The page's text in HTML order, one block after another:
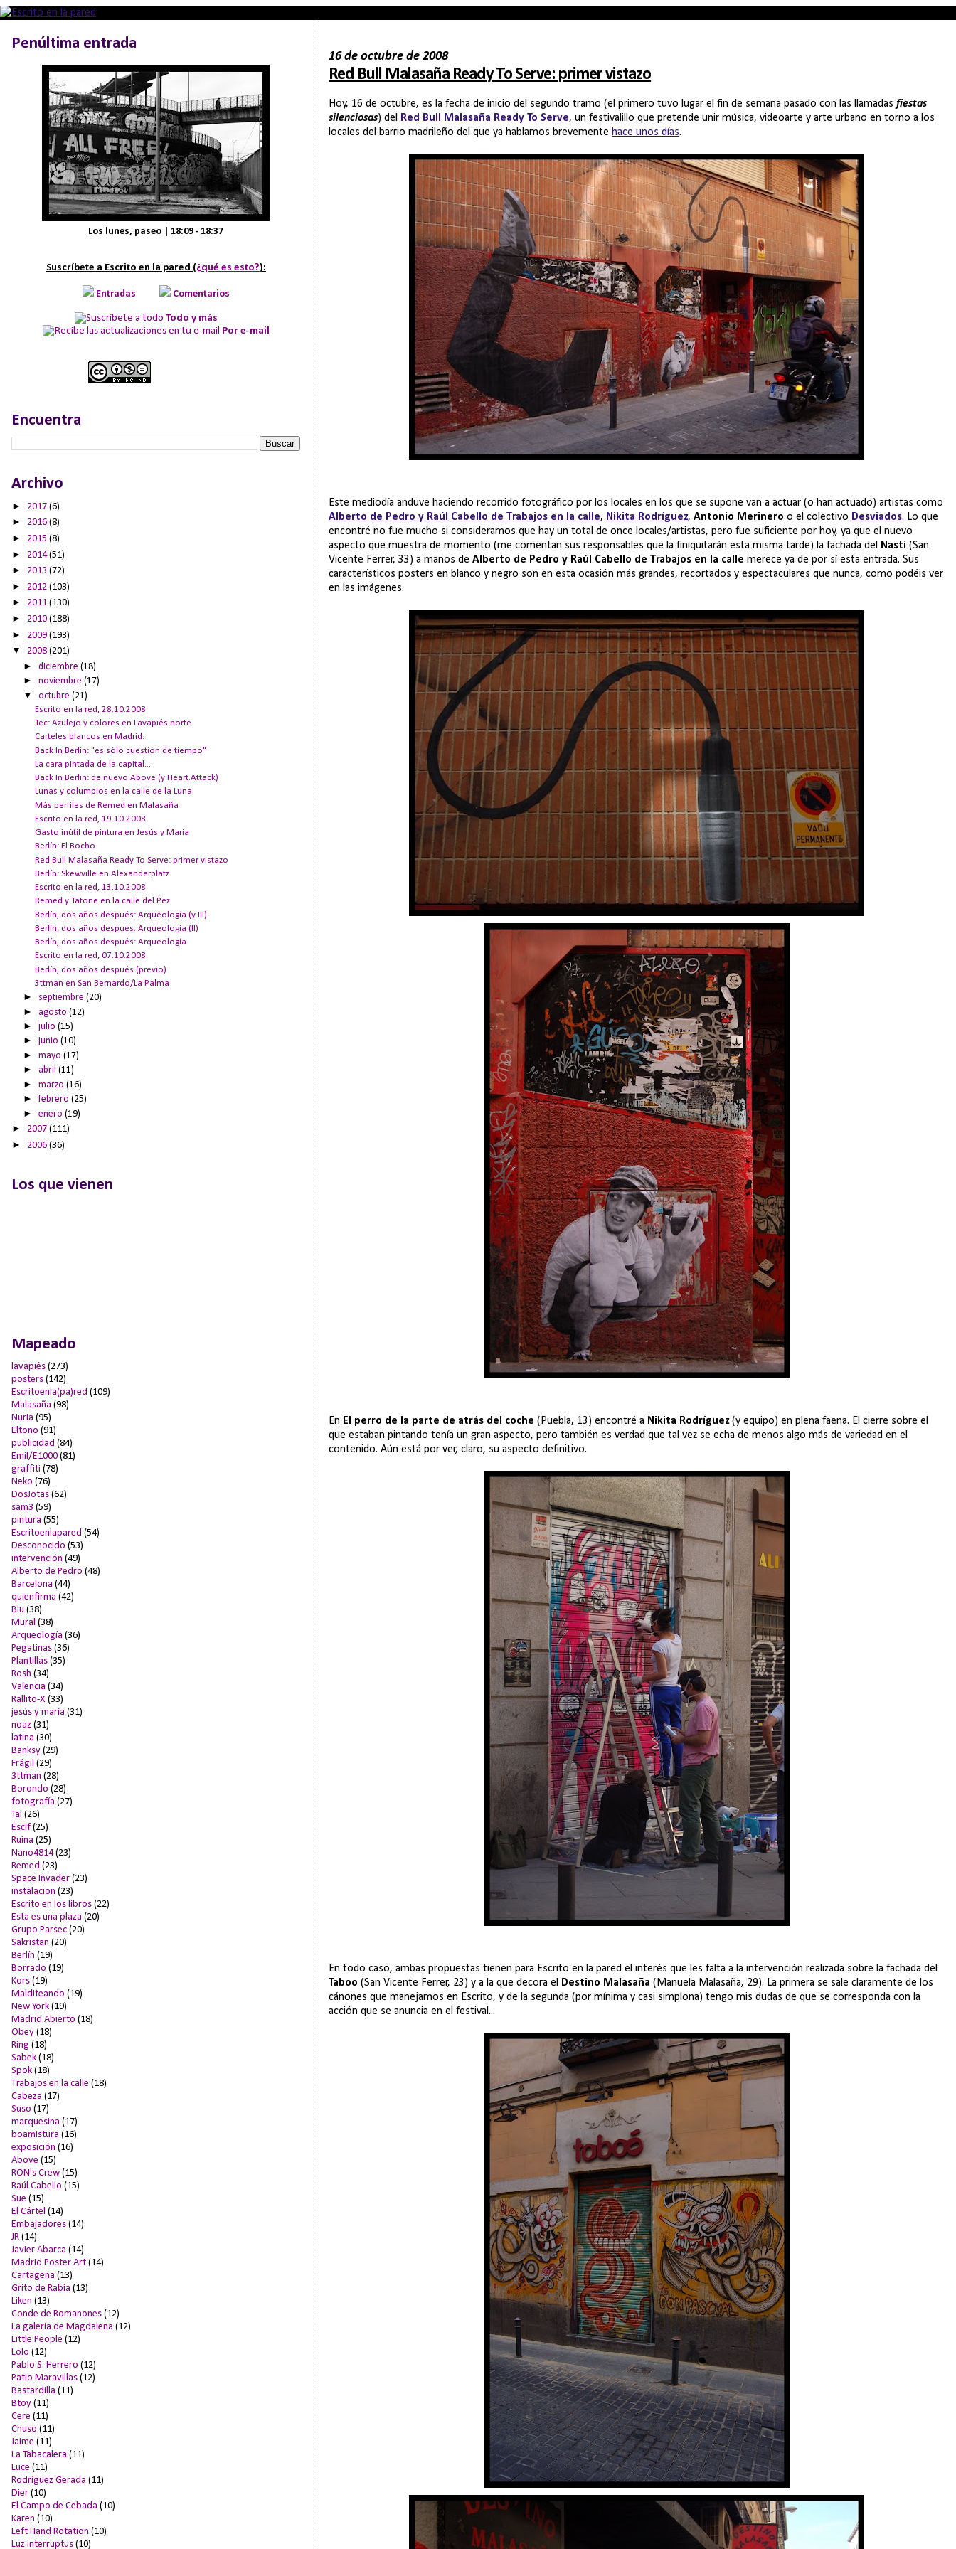
16 de octubre de 2008
Red Bull Malasaña Ready To Serve: primer vistazo
Hoy, 16 de octubre, es la fecha de inicio del segundo tramo (el primero tuvo lugar el fin de semana pasado con las llamadasfiestas
silenciosas) del Red Bull Malasaña Ready To Serve, un festivalillo que pretende unir música, videoarte y arte urbano en torno a los
locales del barrio madrileño del que ya hablamos brevemente hace unos días.
Este mediodía anduve haciendo recorrido fotográfico por los locales en los que se supone van a actuar (o han actuado) artistas como
Alberto de Pedro y Raúl Cabello de Trabajos en la calle, Nikita Rodríguez,Antonio Merinero o el colectivo Desviados. Lo que
encontré no fue mucho si consideramos que hay un total de once locales/artistas, pero fue suficiente por hoy, ya que el nuevo
aspecto que muestra de momento (me comentan sus responsables que la finiquitarán esta misma tarde) la fachada del
Nasti (San
Vicente Ferrer, 33) a manos deAlberto de Pedro y Raúl Cabello de Trabajos en la calle merece ya de por sí esta entrada. Sus
característicos posters en blanco y negro son en esta ocasión más grandes, recortados y espectaculares que nunca, como podéis ver
en las imágenes.
En El perro de la parte de atrás del coche (Puebla, 13) encontré a Nikita Rodríguez(y equipo) en plena faena. El cierre sobre el
que estaban pintando tenía un gran aspecto, pero también es verdad que tal vez se echa de menos algo más de variedad en el
contenido. Aún está por ver, claro, su aspecto definitivo.
En todo caso, ambas propuestas tienen para Escrito en la pared el interés que les falta a la intervención realizada sobre la fachada del
Taboo (San Vicente Ferrer, 23) y a la que decora el Destino Malasaña (Manuela Malasaña, 29). La primera se sale claramente de los
cánones que manejamos en Escrito, y de la segunda (por mínima y casi simplona) tengo mis dudas de que se corresponda con la
acción que se anuncia en el festival...
Penúltima entrada
Los lunes, paseo | 18:09 - 18:37
Suscríbete a Escrito en la pared (¿qué es esto?):
Entradas Comentarios
Todo y más
Por e-mail
Encuentra
Archivo
► 2017 (6)
► 2016 (8)
► 2015 (8)
► 2014(51)
► 2013 (72)
► 2012 (103)
► 2011 (130)
► 2010 (188)
► 2009 (193)
▼ 2008 (201)
►diciembre(18)
►noviembre(17)
▼octubre(21)
Escrito en la red, 28.10.2008
Tec: Azulejo y colores en Lavapiés norte
Carteles blancos en Madrid.
Back In Berlin: "es sólo cuestión de tiempo"
La cara pintada de la capital...
Back In Berlin: de nuevo Above (y Heart.Attack)
Lunas y columpios en la calle de la Luna.
Más perfiles de Remed en Malasaña
Escrito en la red, 19.10.2008
Gasto inútil de pintura en Jesús y María
Berlín: El Bocho.
Red Bull Malasaña Ready To Serve: primer vistazo
Berlín: Skewville en Alexanderplatz
Escrito en la red, 13.10.2008
Remed y Tatone en la calle del Pez
Berlín, dos años después: Arqueología (y III)
Berlín, dos años después. Arqueología (II)
Berlín, dos años después: Arqueología
Escrito en la red, 07.10.2008.
Berlín, dos años después (previo)
3ttman en San Bernardo/La Palma
► septiembre(20)
► agosto(12)
►julio(15)
►junio(10)
►mayo(17)
► abril(11)
►marzo(16)
►febrero(25)
►enero(19)
► 2007 (111)
► 2006 (36)
Los que vienen
Mapeado
lavapiés (273)
posters (142)
Escritoenla(pa)red (109)
Malasaña (98)
Nuria (95)
Eltono (91)
publicidad (84)
Emil/E1000 (81)
graffiti (78)
Neko (76)
DosJotas (62)
sam3 (59)
pintura (55)
Escritoenlapared (54)
Desconocido (53)
intervención (49)
Alberto de Pedro (48)
Barcelona (44)
quienfirma (42)
Blu (38)
Mural (38)
Arqueología (36)
Pegatinas (36)
Plantillas (35)
Rosh (34)
Valencia (34)
Rallito-X (33)
jesús y maría (31)
noaz (31)
latina (30)
Banksy (29)
Frágil (29)
3ttman (28)
Borondo (28)
fotografía (27)
Tal (26)
Escif (25)
Ruina (25)
Nano4814 (23)
Remed (23)
Space Invader (23)
instalacion (23)
Escrito en los libros (22)
Esta es una plaza (20)
Grupo Parsec (20)
Sakristan (20)
Berlín (19)
Borrado (19)
Kors (19)
Malditeando (19)
New York (19)
Madrid Abierto (18)
Obey (18)
Ring (18)
Sabek (18)
Spok (18)
Trabajos en la calle (18)
Cabeza (17)
Suso (17)
marquesina (17)
boamistura (16)
exposición (16)
Above (15)
RON's Crew (15)
Raúl Cabello (15)
Sue (15)
El Cártel (14)
Embajadores (14)
JR (14)
Javier Abarca (14)
Madrid Poster Art (14)
Cartagena (13)
Grito de Rabia (13)
Liken (13)
Conde de Romanones (12)
La galería de Magdalena (12)
Little People (12)
Lolo (12)
Pablo S. Herrero (12)
Patio Maravillas (12)
Bastardilla (11)
Btoy (11)
Cere (11)
Chuso (11)
Jaime (11)
La Tabacalera (11)
Luce (11)
Rodríguez Gerada (11)
Dier (10)
El Campo de Cebada (10)
Karen (10)
Left Hand Rotation (10)
Luz interruptus (10)